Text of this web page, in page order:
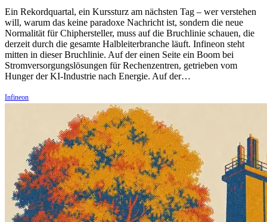
Ein Rekordquartal, ein Kurssturz am nächsten Tag – wer verstehen
will, warum das keine paradoxe Nachricht ist, sondern die neue
Normalität für Chiphersteller, muss auf die Bruchlinie schauen, die
derzeit durch die gesamte Halbleiterbranche läuft. Infineon steht
mitten in dieser Bruchlinie. Auf der einen Seite ein Boom bei
Stromversorgungslösungen für Rechenzentren, getrieben vom
Hunger der KI-Industrie nach Energie. Auf der…
Infineon